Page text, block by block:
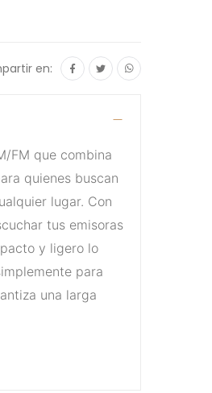
en:
FM que combina
quienes buscan
lugar. Con
tus emisoras
y ligero lo
para
una larga